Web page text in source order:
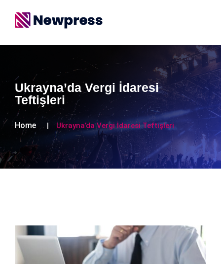
Ukrayna’da Vergi İdaresi
Teftişleri
Home Ukrayna’da Vergi İdaresi Teftişleri